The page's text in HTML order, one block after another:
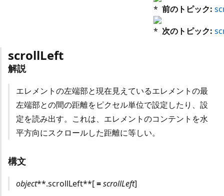
前のトピック:
次のトピック:
scrollLeft
解説
エレメントの左端部と現在見えているエレメントの最
左端部との間の距離をピクセル単位で設定したり、設
定を読み出す。これは、エレメントのコンテントを水
平方向にスクロールした距離に等しい。
構文
object**.scrollLeft**[= scrollLeft]